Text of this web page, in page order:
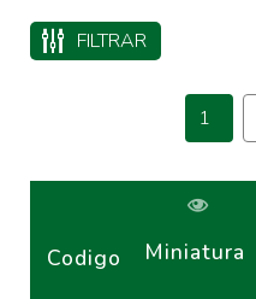
FILTRAR
1
Codigo Miniatura